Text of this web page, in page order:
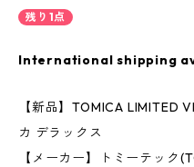
残り1点
International shipping
【新品】TOMICA LIMITED
カ デラックス
【メーカー】トミーテック